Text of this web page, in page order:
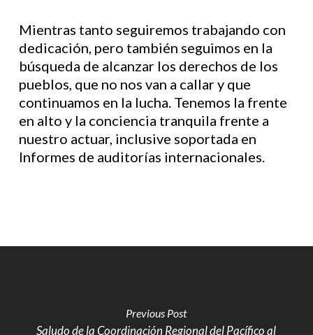
Mientras tanto seguiremos trabajando con
dedicación, pero también seguimos en la
búsqueda de alcanzar los derechos de los
pueblos, que no nos van a callar y que
continuamos en la lucha. Tenemos la frente
en alto y la conciencia tranquila frente a
nuestro actuar, inclusive soportada en
Informes de auditorías internacionales.
Previous Post
Saludo de la Coordinación Regional del Pacífico al